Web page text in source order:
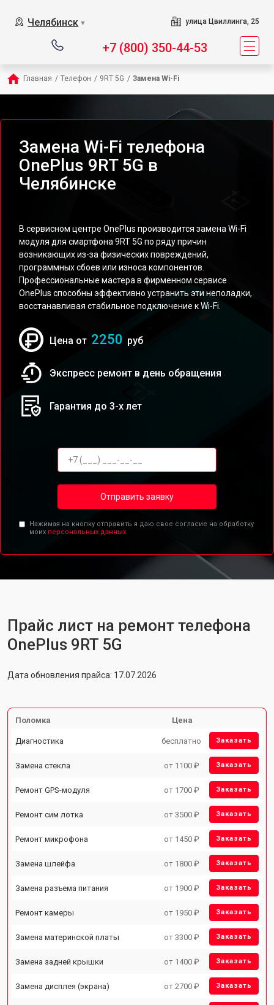
Челябинск ▼ улица Цвиллинга, 25
+7 (800) 350-44-53
Главная / Телефон / 9RT 5G / Замена Wi-Fi
Замена Wi-Fi телефона
OnePlus 9RT 5G в
Челябинске
В сервисном центре OnePlus производится замена Wi-Fi
модуля для смартфона 9RT 5G по ряду причин
возникающих из-за физических повреждений,
программных сбоев или износа компонентов.
Профессиональные мастера в фирменном сервисе
OnePlus способны эффективно устранить эти неполадки,
восстанавливая стабильное подключение к Wi-Fi.
Цена от 2250 руб
Экспресс ремонт в день обращения
Гарантия до 3-х лет
Отправить заявку
Нажимая на кнопку отправить я даю свое согласие на обработку
моих персональных данных.
Прайс лист на ремонт телефона
OnePlus 9RT 5G
Дата обновления прайса: 17.07.2026
Поломка Цена
Диагностика бесплатно Заказать
Замена стекла от 1100 ₽ Заказать
Ремонт GPS-модуля от 1700 ₽ Заказать
Ремонт сим лотка от 3500 ₽ Заказать
Ремонт микрофона от 1450 ₽ Заказать
Замена шлейфа от 1800 ₽ Заказать
Замена разъема питания от 1900 ₽ Заказать
Ремонт камеры от 1950 ₽ Заказать
Замена материнской платы от 3300 ₽ Заказать
Замена задней крышки от 1400 ₽ Заказать
Замена дисплея (экрана) от 2700 ₽ Заказать